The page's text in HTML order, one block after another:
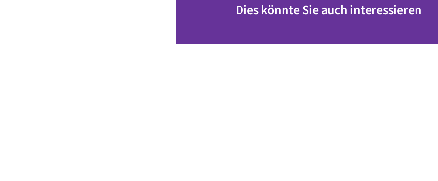
Dies könnte Sie auch interessieren